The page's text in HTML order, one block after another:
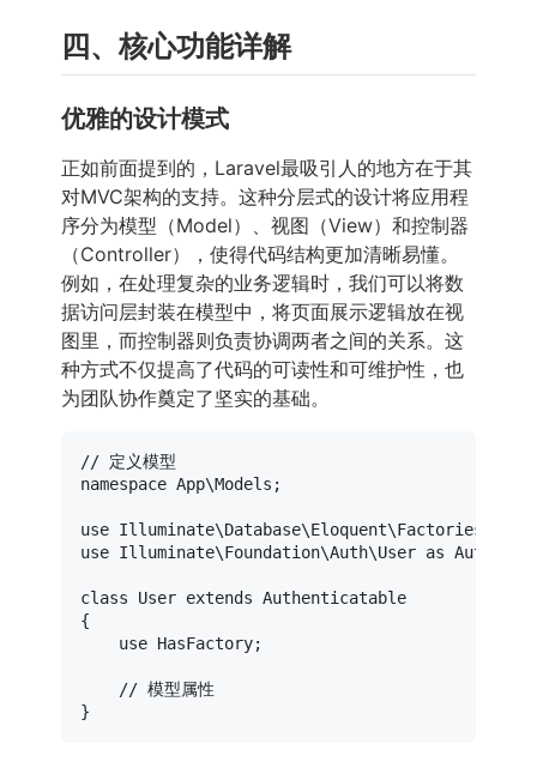
四、核心功能详解
优雅的设计模式
正如前面提到的，Laravel最吸引人的地方在于其
对MVC架构的支持。这种分层式的设计将应用程
序分为模型（Model）、视图（View）和控制器
（Controller），使得代码结构更加清晰易懂。
例如，在处理复杂的业务逻辑时，我们可以将数
据访问层封装在模型中，将页面展示逻辑放在视
图里，而控制器则负责协调两者之间的关系。这
种方式不仅提高了代码的可读性和可维护性，也
为团队协作奠定了坚实的基础。
// 定义模型
namespace App\Models ;
use Illuminate\Database\Eloquent\Factories
use Illuminate\Foundation\Auth\User as
class User extends Authenticatable
{
use HasFactory;
// 模型属性